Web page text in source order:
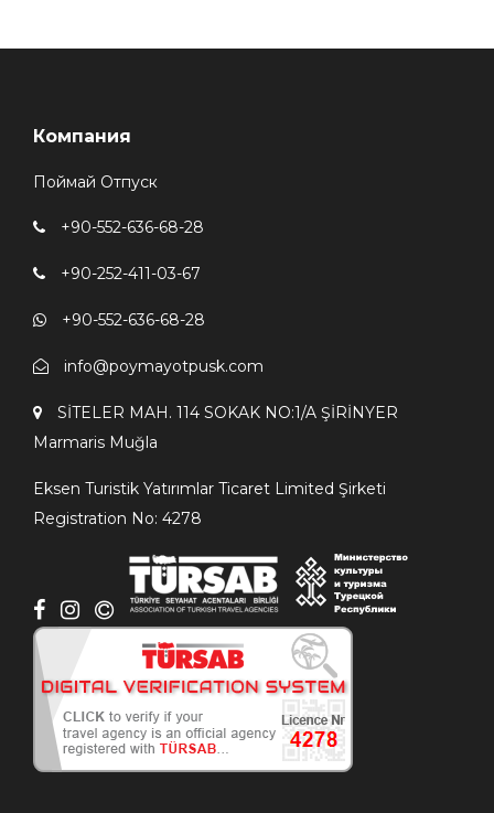
Компания
Поймай Отпуск
+90-552-636-68-28
+90-252-411-03-67
+90-552-636-68-28
info@poymayotpusk.com
SİTELER MAH. 114 SOKAK NO:1/A ŞİRİNYER
Мarmaris Мuğla
Eksen Turistik Yatırımlar Ticaret Limited Şirketi
Registration No: 4278